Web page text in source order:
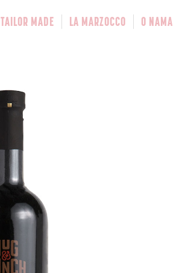
TAILOR MADE LA MARZOCCO O NAMA